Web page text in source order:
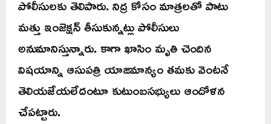
పోలీసులకు తెలిపారు. నిద్ర కోసం మాత్రలతో పాటు
మత్తు ఇంజెక్షన్ తీసుకున్నట్లు పోలీసులు
అనుమానిస్తున్నారు. కాగా ఖాసిం మృతి చెందిన
విషయాన్ని ఆసుపత్రి యాజమాన్యం తమకు వెంటనే
తెలియజేయలేదంటూ కుటుంబసభ్యులు ఆందోళన
చేపట్టారు.